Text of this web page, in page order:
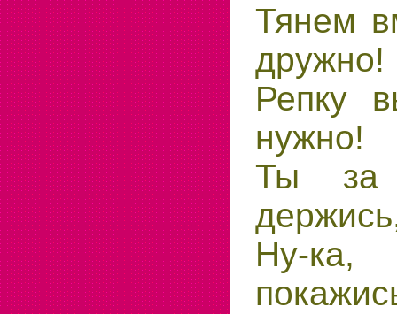
Тянем
дружно!
Репку
нужно!
Ты за
Ну-